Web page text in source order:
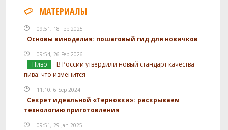
МАТЕРИАЛЫ
09:51, 18 Feb 2025
Основы виноделия: пошаговый гид для новичков
09:54, 26 Feb 2026
Пиво
В России утвердили новый стандарт качества
пива: что изменится
11:10, 6 Sep 2024
Секрет идеальной «Терновки»: раскрываем
технологию приготовления
09:51, 29 Jan 2025